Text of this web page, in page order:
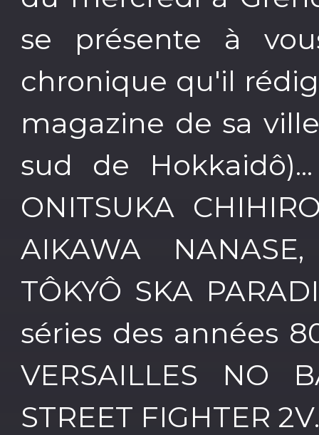
se présente à
chronique qu'il
magazine de sa
sud de
ONITSUKA
AIKAWA
TÔKYÔ SKA
séries des années
VERSAILLES NO
STREET FIGHTER